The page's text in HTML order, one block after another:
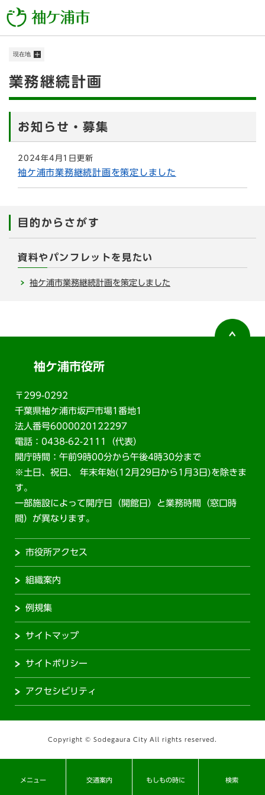
ー
メニューを飛ばして本文へ
交通案内 もしもの時に
メニュー 検索
現在地
本
業務継続計画
お知らせ・募集
2024年4月1日更新
袖ケ浦市業務継続計画を策定しました
目的からさがす
資料やパンフレットを見たい
袖ケ浦市業務継続計画を策定しました
袖ケ浦市役所
〒299-0292
千葉県袖ケ浦市坂戸市場1番地1
法人番号6000020122297
電話：0438-62-2111（代表）
開庁時間：午前9時00分から午後4時30分まで
※土日、祝日、 年末年始(12月29日から1月3日)を除きま
す。
一部施設によって開庁日（開館日）と業務時間（窓口時
間）が異なります。
市役所アクセス
組織案内
例規集
サイトマップ
サイトポリシー
アクセシビリティ
Copyright © Sodegaura City All rights reserved.